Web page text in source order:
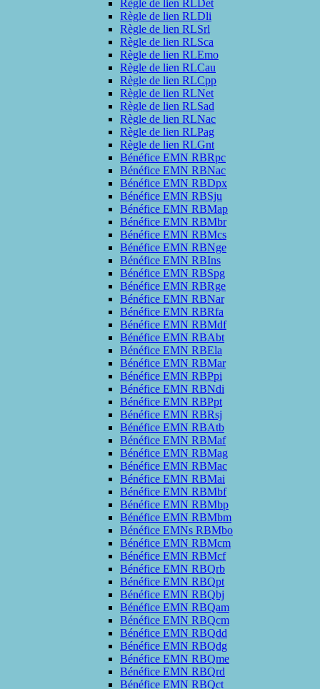
Règle de lien RLDet
Règle de lien RLDli
Règle de lien RLSrl
Règle de lien RLSca
Règle de lien RLEmo
Règle de lien RLCau
Règle de lien RLCpp
Règle de lien RLNet
Règle de lien RLSad
Règle de lien RLNac
Règle de lien RLPag
Règle de lien RLGnt
Bénéfice EMN RBRpc
Bénéfice EMN RBNac
Bénéfice EMN RBDpx
Bénéfice EMN RBSju
Bénéfice EMN RBMap
Bénéfice EMN RBMbr
Bénéfice EMN RBMcs
Bénéfice EMN RBNge
Bénéfice EMN RBIns
Bénéfice EMN RBSpg
Bénéfice EMN RBRge
Bénéfice EMN RBNar
Bénéfice EMN RBRfa
Bénéfice EMN RBMdf
Bénéfice EMN RBAbt
Bénéfice EMN RBEla
Bénéfice EMN RBMar
Bénéfice EMN RBPpi
Bénéfice EMN RBNdi
Bénéfice EMN RBPpt
Bénéfice EMN RBRsj
Bénéfice EMN RBAtb
Bénéfice EMN RBMaf
Bénéfice EMN RBMag
Bénéfice EMN RBMac
Bénéfice EMN RBMai
Bénéfice EMN RBMbf
Bénéfice EMN RBMbp
Bénéfice EMN RBMbm
Bénéfice EMNs RBMbo
Bénéfice EMN RBMcm
Bénéfice EMN RBMcf
Bénéfice EMN RBQrb
Bénéfice EMN RBQpt
Bénéfice EMN RBQbj
Bénéfice EMN RBQam
Bénéfice EMN RBQcm
Bénéfice EMN RBQdd
Bénéfice EMN RBQdg
Bénéfice EMN RBQme
Bénéfice EMN RBQrd
Bénéfice EMN RBQct